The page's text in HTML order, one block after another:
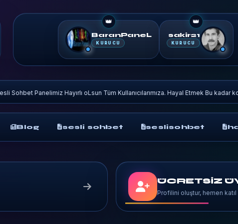
👑
BaranPaneL
KURUCU
👑
sakir21
KURUCU
Hayırlı oLsun Tüm Kullanıcılarımıza. Hayal Etmek Bu kadar kolay. ◆
Blog sesli sohbet seslisohbet
ÜCRETSİZ
Profilini oluştur, hemen katıl